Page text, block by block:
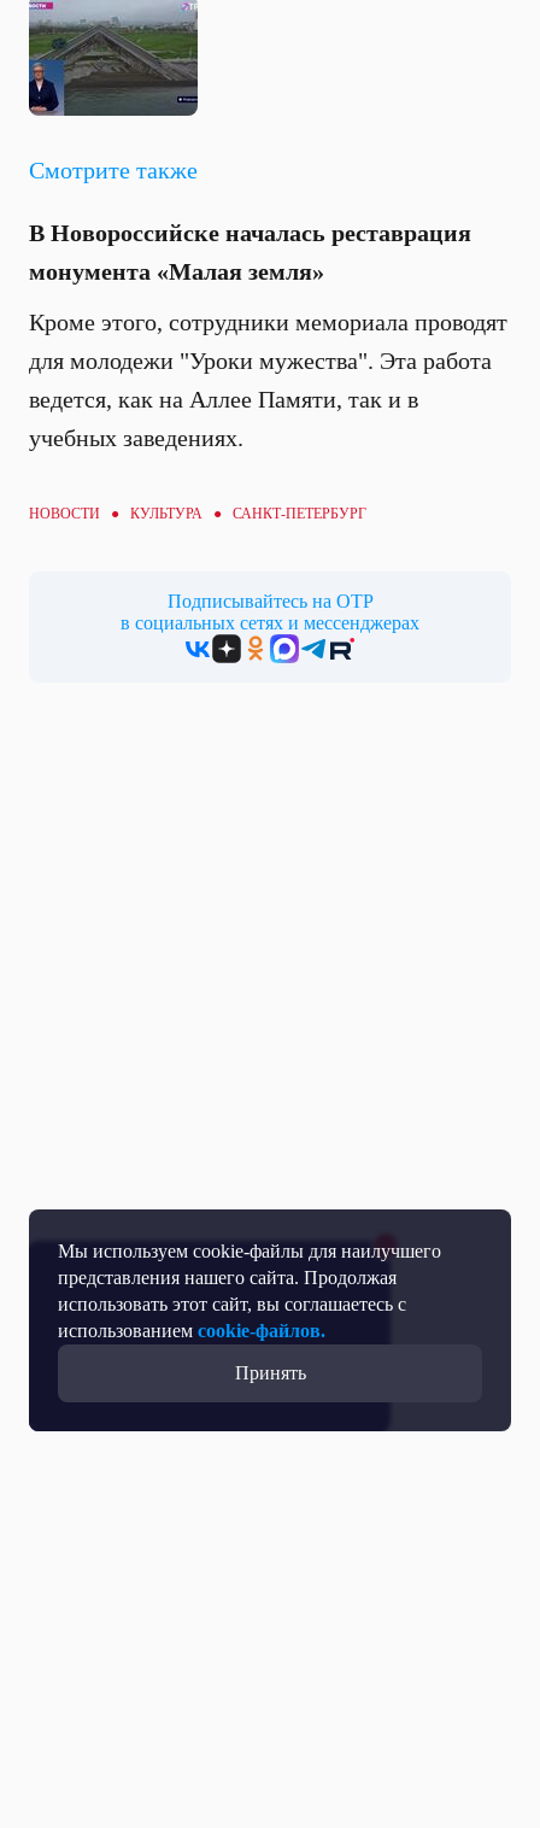
Мы используем cookie-файлы для наилучшего
представления нашего сайта. Продолжая
использовать этот сайт, вы соглашаетесь с
использованием cookie-файлов.
Принять
Смотрите также
В Новороссийске началась реставрация
монумента «Малая земля»
Кроме этого, сотрудники мемориала проводят
для молодежи "Уроки мужества". Эта работа
ведется, как на Аллее Памяти, так и в
учебных заведениях.
НОВОСТИ ● КУЛЬТУРА ● САНКТ-ПЕТЕРБУРГ
Подписывайтесь на ОТР
в социальных сетях и мессенджерах